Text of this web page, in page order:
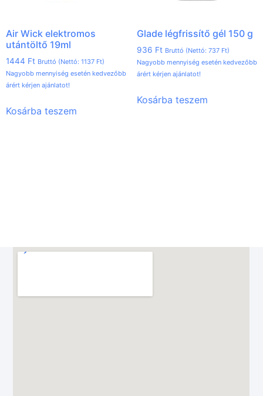
Air Wick elektromos
utántöltő 19ml
1444 Ft Bruttó (Nettó: 1137 Ft)
Nagyobb mennyiség esetén kedvezőbb
árért kérjen ajánlatot!
Kosárba teszem
Glade légfrissítő gél 150 g
936 Ft Bruttó (Nettó: 737 Ft)
Nagyobb mennyiség esetén kedvezőbb
árért kérjen ajánlatot!
Kosárba teszem